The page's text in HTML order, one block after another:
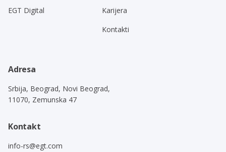
EGT Digital
Karijera
Kontakti
Adresa
Srbija, Beograd, Novi Beograd,
11070, Zemunska 47
Kontakt
info-rs@egt.com